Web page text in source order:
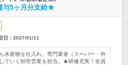
与5ヶ月分支給★
日： 2027/01/11
水産物を仕入れ、専門業者（スーパー・外
ていく卸売営業を担当。★研修充実！全員